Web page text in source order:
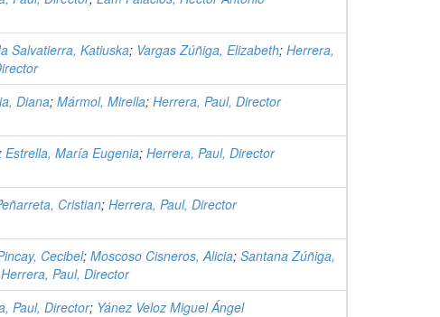
Salvatierra, Katiuska; Vargas Zúñiga, Elizabeth; Herrera,
Diana; Mármol, Mirella; Herrera, Paul, Director
Estrella, María Eugenia; Herrera, Paul, Director
Cristian; Herrera, Paul, Director
Cecibel; Moscoso Cisneros, Alicia; Santana Zúñiga,
Herrera, Paul, Director
Paul, Director; Yánez Veloz Miguel Ángel